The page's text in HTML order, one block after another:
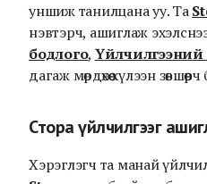
уншиж танилцана уу. Та
нэвтэрч, ашиглаж
бодлого,
дагаж мөрдөхөө хүлээн
Стора үйлчилгээг
Хэрэглэгч та манай